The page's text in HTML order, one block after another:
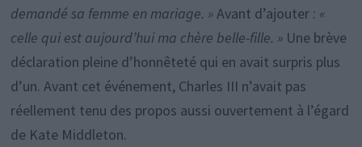
demandé sa femme en mariage. »Avant d’ajouter : «
celle qui est aujourd’hui ma chère belle-fille. »Une brève
déclaration pleine d’honnêteté qui en avait surpris plus
d’un. Avant cet événement, Charles III n’avait pas
réellement tenu des propos aussi ouvertement à l’égard
de Kate Middleton.